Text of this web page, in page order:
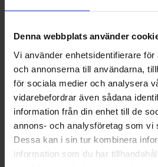
Denna webbplats använder
Vi använder enhetsidentifierare
och annonserna till användarna,
för sociala medier och analysera
vidarebefordrar även sådana
information från din enhet till de
annons- och analysföretag som vi
Dessa kan i sin tur kombinera
information som du har
Tapet 177.16.131-B7HA Venilia
Rulle 8,50 meter.
53 cm bred
Vinyltapet
Detta är en äldre originaltapet
DELA MED
F
a
c
T
w
i
L
i
n